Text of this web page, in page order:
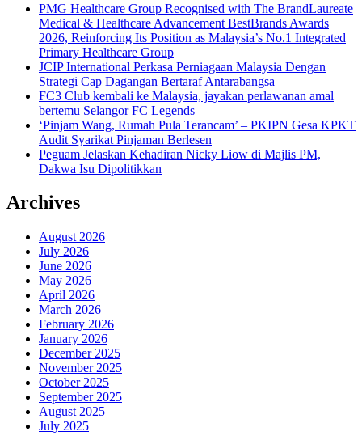
PMG Healthcare Group Recognised with The BrandLaureate
Medical & Healthcare Advancement BestBrands Awards
2026, Reinforcing Its Position as Malaysia’s No.1 Integrated
Primary Healthcare Group
JCIP International Perkasa Perniagaan Malaysia Dengan
Strategi Cap Dagangan Bertaraf Antarabangsa
FC3 Club kembali ke Malaysia, jayakan perlawanan amal
bertemu Selangor FC Legends
‘Pinjam Wang, Rumah Pula Terancam’ – PKIPN Gesa KPKT
Audit Syarikat Pinjaman Berlesen
Peguam Jelaskan Kehadiran Nicky Liow di Majlis PM,
Dakwa Isu Dipolitikkan
Archives
August 2026
July 2026
June 2026
May 2026
April 2026
March 2026
February 2026
January 2026
December 2025
November 2025
October 2025
September 2025
August 2025
July 2025